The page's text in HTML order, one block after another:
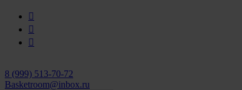
8 (999) 513-70-72
Basketroom@inbox.ru